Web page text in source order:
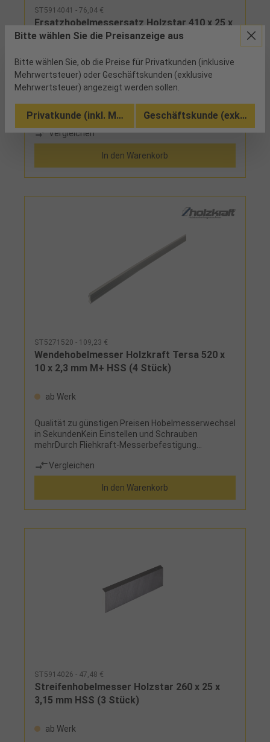
ST5914041 - 76,04 €
Ersatzhobelmessersatz Holzstar 410 x 25 x
3,15 mm Tri HSS M42 (3 Stück)
ab Werk
HerstellerStürmer Maschinen GmbHDr.-Robert-
Pfleger-Str. 26, 96103 Hallstadt,
Deutschlandinfo@stuermer-maschinen.de
Vergleichen
In den Warenkorb
ST5271520 - 109,23 €
Wendehobelmesser Holzkraft Tersa 520 x
10 x 2,3 mm M+ HSS (4 Stück)
ab Werk
Qualität zu günstigen Preisen Hobelmesserwechsel
in SekundenKein Einstellen und Schrauben
mehrDurch Fliehkraft-Messerbefestigung
geräuscharmHerstellerStürmer Maschinen
GmbHDr.-Robert-Pfleger-Str. 26, 96103 Hallstadt,
Deutschlandinfo@stuermer-maschinen.de
Lieferumfang: 4 Stück
Vergleichen
In den Warenkorb
ST5914026 - 47,48 €
Streifenhobelmesser Holzstar 260 x 25 x
3,15 mm HSS (3 Stück)
ab Werk
Bitte wählen Sie die Preisanzeige aus
Bitte wählen Sie, ob die Preise für Privatkunden (inklusive
Mehrwertsteuer) oder Geschäftskunden (exklusive
Mehrwertsteuer) angezeigt werden sollen.
Privatkunde (inkl. MwSt.) Geschäftskunde (exkl.